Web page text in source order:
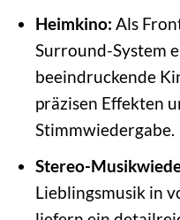
Heimkino: Als
Surround-System
beeindruckende
präzisen Effekten
Stimmwiedergabe.
Stereo-
Lieblingsmusik in